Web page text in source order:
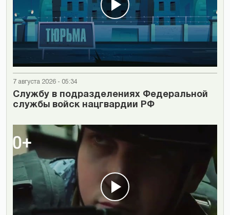
7 августа 2026 - 05:34
Cлужбу в подразделениях Федеральной
службы войск нацгвардии РФ